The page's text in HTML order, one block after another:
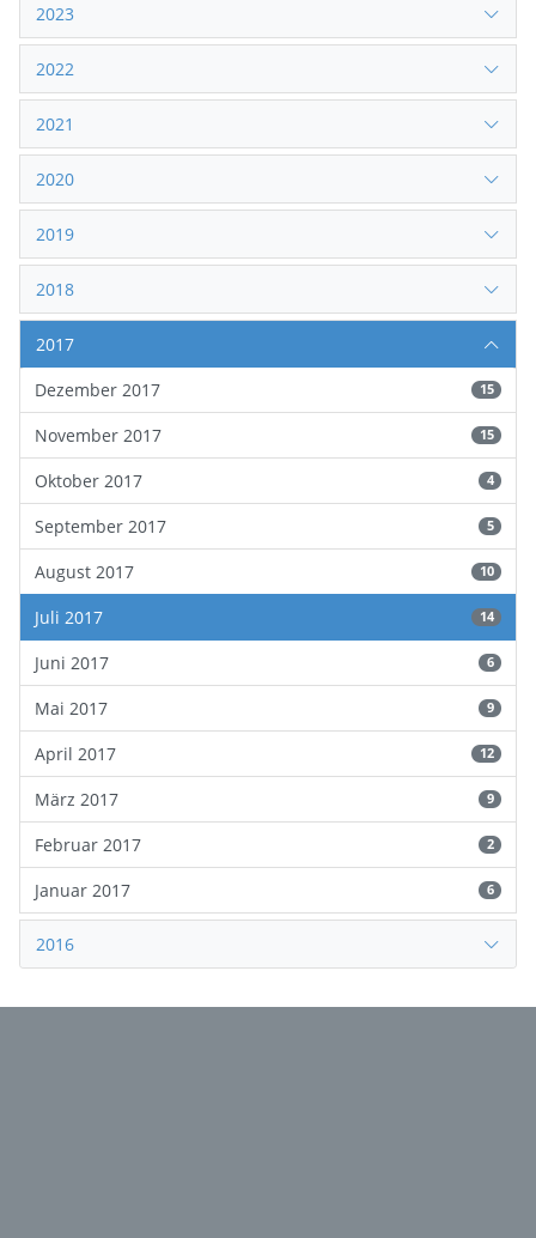
2023
2022
2021
2020
2019
2018
2017
Dezember 2017
15
November 2017 15
Oktober 2017 4
September 2017 5
August 2017 10
Juli 2017 14
Juni 2017 6
Mai 2017 9
April 2017 12
März 2017 9
Februar 2017 2
Januar 2017 6
2016